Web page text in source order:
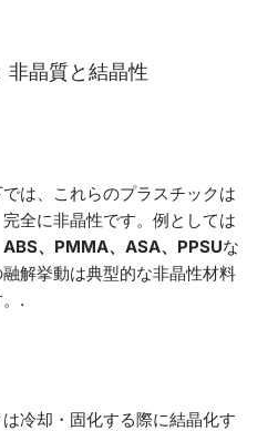
非晶質と結晶性
は、これらのプラスチックは
全に非晶性です。例としては
、PMMA、ASA、PPSUな
解挙動は典型的な非晶性材料
.
冷却・固化する際に結晶化す